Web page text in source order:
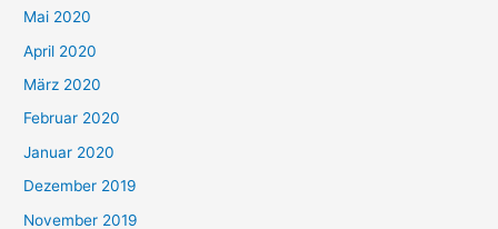
Mai 2020
April 2020
März 2020
Februar 2020
Januar 2020
Dezember 2019
November 2019